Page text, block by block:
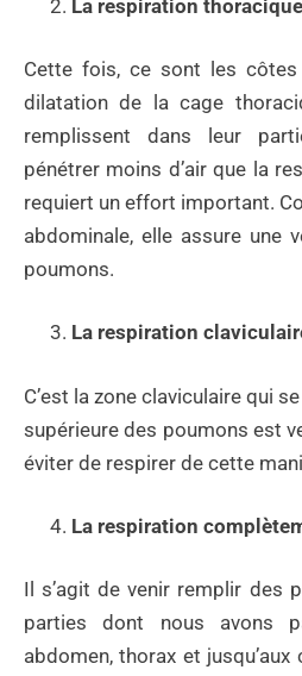
La respiration thoracique
Cette fois, ce sont les côtes
dilatation de la cage
remplissent dans leur
pénétrer moins d’air que la
requiert un effort important.
abdominale, elle assure une
poumons.
La respiration
C’est la zone claviculaire qui
supérieure des poumons est
éviter de respirer de cette
La respiration
Il s’agit de venir remplir des
parties dont nous avons
abdomen, thorax et